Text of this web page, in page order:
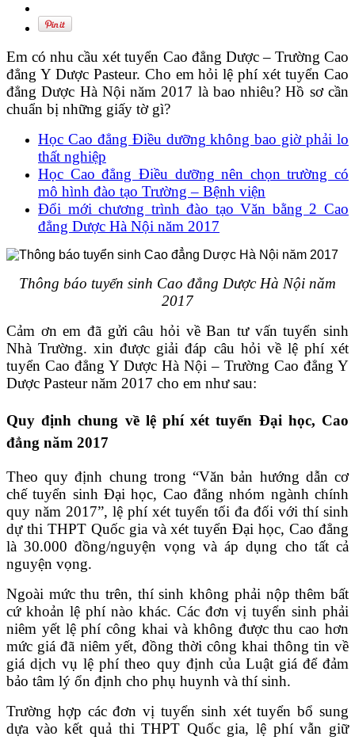
Em có nhu cầu xét tuyển Cao đẳng Dược – Trường Cao
đẳng Y Dược Pasteur. Cho em hỏi lệ phí xét tuyển Cao
đẳng Dược Hà Nội năm 2017 là bao nhiêu? Hồ sơ cần
chuẩn bị những giấy tờ gì?
Học Cao đẳng Điều dưỡng không bao giờ phải lo
thất nghiệp
Học Cao đẳng Điều dưỡng nên chọn trường có
mô hình đào tạo Trường – Bệnh viện
Đổi mới chương trình đào tạo Văn bằng 2 Cao
đẳng Dược Hà Nội năm 2017
Thông báo tuyển sinh Cao đẳng Dược Hà Nội năm
2017
Cảm ơn em đã gửi câu hỏi về Ban tư vấn tuyển sinh
Nhà Trường. xin được giải đáp câu hỏi về lệ phí xét
tuyển Cao đẳng Y Dược Hà Nội – Trường Cao đẳng Y
Dược Pasteur năm 2017 cho em như sau:
Quy định chung về lệ phí xét tuyển Đại học, Cao
đẳng năm 2017
Theo quy định chung trong “Văn bản hướng dẫn cơ
chế tuyển sinh Đại học, Cao đẳng nhóm ngành chính
quy năm 2017”, lệ phí xét tuyển tối đa đối với thí sinh
dự thi THPT Quốc gia và xét tuyển Đại học, Cao đẳng
là 30.000 đồng/nguyện vọng và áp dụng cho tất cả
nguyện vọng.
Ngoài mức thu trên, thí sinh không phải nộp thêm bất
cứ khoản lệ phí nào khác. Các đơn vị tuyển sinh phải
niêm yết lệ phí công khai và không được thu cao hơn
mức giá đã niêm yết, đồng thời công khai thông tin về
giá dịch vụ lệ phí theo quy định của Luật giá để đảm
bảo tâm lý ổn định cho phụ huynh và thí sinh.
Trường hợp các đơn vị tuyển sinh xét tuyển bổ sung
dựa vào kết quả thi THPT Quốc gia, lệ phí vẫn giữ